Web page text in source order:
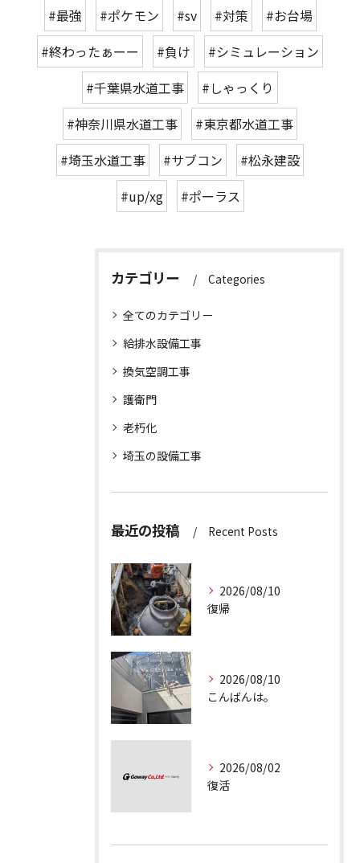
#最強 #ポケモン #sv #対策
#お台場
#終わったぁーー
#負け
#シミュレーション
#千葉県水道工事
#しゃっくり
#神奈川県水道工事
#東京都水道工事
#埼玉水道工事
#サブコン
#松永建設
#up/xg
#ポーラス
カテゴリー Categories
全てのカテゴリー
給排水設備工事
換気空調工事
護衛門
老朽化
埼玉の設備工事
最近の投稿 Recent Posts
2026/08/10
復帰
2026/08/10
こんばんは。
2026/08/02
復活